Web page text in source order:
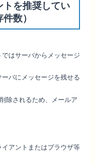
トを推奨してい
数）
はサーバからメッセージ
バにメッセージを残せる
除されるため、メールア
アントまたはブラウザ等